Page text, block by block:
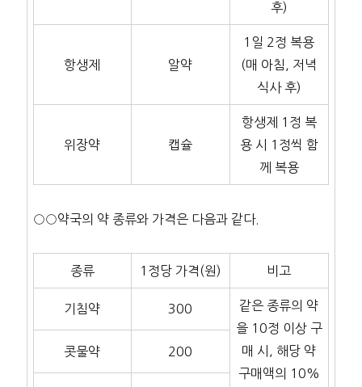
후)
항생제 알약
1일 2정 복용
(매 아침, 저녁
식사 후)
위장약 캡슐
항생제 1정 복
용 시 1정씩 함
께 복용
○○약국의 약 종류와 가격은 다음과 같다.
종류 1정당 가격(원) 비고
기침약 300
같은 종류의 약
을 10정 이상 구
매 시, 해당 약
구매액의 10%
콧물약 200